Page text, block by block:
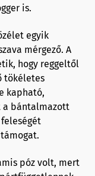
is.
egyik
mérgező. A
hogy reggeltől
tökéletes
kapható,
a bántalmazott
póz volt, mert